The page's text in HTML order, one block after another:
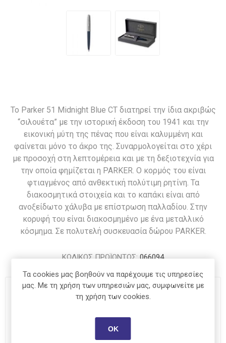
Το Parker 51 Midnight Blue CT διατηρεί την ίδια ακριβώς
“σιλουέτα” με την ιστορική έκδοση του 1941 και την
εικονική μύτη της πένας που είναι καλυμμένη και
φαίνεται μόνο το άκρο της. Συναρμολογείται στο χέρι
με προσοχή στη λεπτομέρεια και με τη δεξιοτεχνία για
την οποία φημίζεται η PARKER. O κορμός του είναι
φτιαγμένος από ανθεκτική πολύτιμη ρητίνη. Τα
διακοσμητικά στοιχεία και το καπάκι είναι από
ανοξείδωτο χάλυβα με επίστρωση παλλαδίου. Στην
κορυφή του είναι διακοσμημένο με ένα μεταλλικό
κόσμημα. Σε πολυτελή συσκευασία δώρου PARKER.
ΚΩΔΙΚΟΣ ΠΡΟΪΟΝΤΟΣ: 066094
€79,00
ΑΓΟΡΆ
Τα cookies μας βοηθούν να παρέχουμε τις υπηρεσίες
μας. Με τη χρήση των υπηρεσιών μας, συμφωνείτε με
τη χρήση των cookies.
ΟΚ